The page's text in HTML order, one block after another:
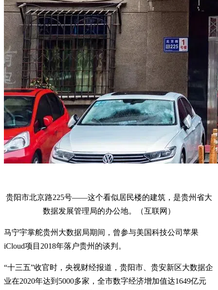
贵阳市北京路225号——这个看似居民楼的建筑，是贵州省大
数据发展管理局的办公地。（互联网）
马宁宇掌舵贵州大数据局期间，曾参与美国科技公司苹果
iCloud项目2018年落户贵州的谈判。
“十三五”收官时，央视财经报道，贵阳市、贵安新区大数据企
业在2020年达到5000多家，全市数字经济增加值达1649亿元